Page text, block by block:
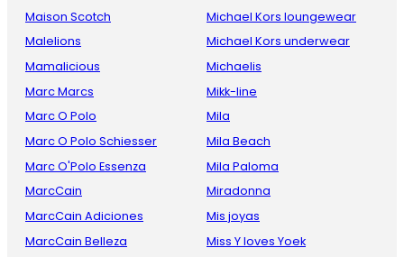
Maison Scotch
Malelions
Mamalicious
Marc Marcs
Marc O Polo
Marc O Polo Schiesser
Marc O'Polo Essenza
MarcCain
MarcCain Adiciones
MarcCain Belleza
Michael Kors loungewear
Michael Kors underwear
Michaelis
Mikk-line
Mila
Mila Beach
Mila Paloma
Miradonna
Mis joyas
Miss Y loves Yoek